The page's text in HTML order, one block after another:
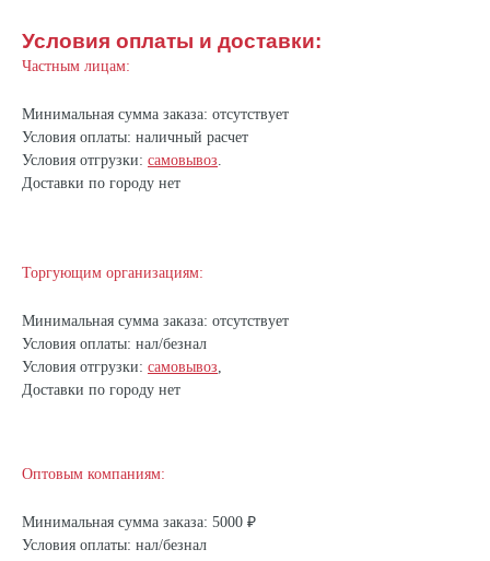
Условия оплаты и доставки:
Частным лицам:
Минимальная сумма заказа: отсутствует
Условия оплаты: наличный расчет
Условия отгрузки: самовывоз.
Доставки по городу нет
Торгующим организациям:
Минимальная сумма заказа: отсутствует
Условия оплаты: нал/безнал
Условия отгрузки: самовывоз,
Доставки по городу нет
Оптовым компаниям:
Минимальная сумма заказа: 5000 ₽
Условия оплаты: нал/безнал